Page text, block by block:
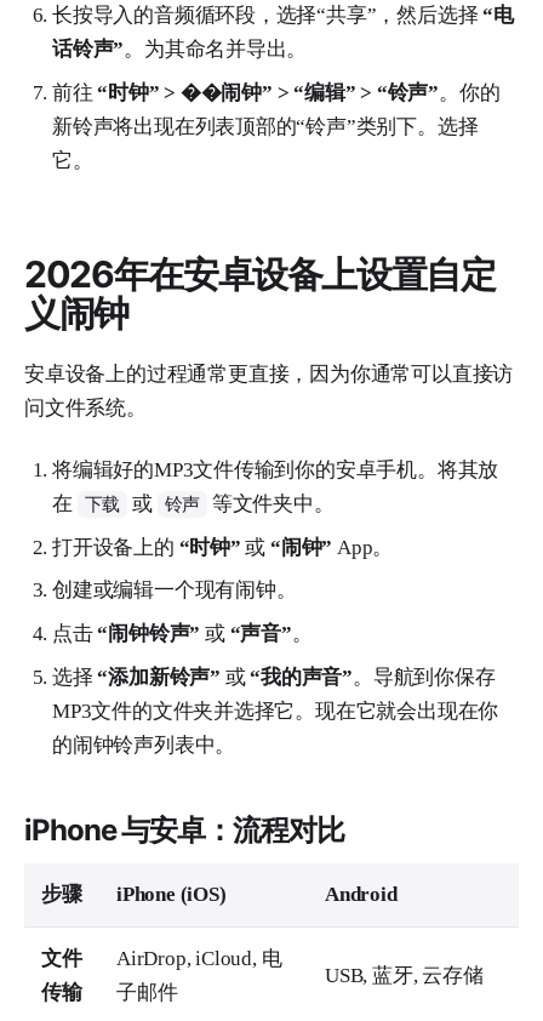
长按导入的音频循环段，选择“共享”，然后选择“电
话铃声”。为其命名并导出。
前往“时钟” > ��闹钟” > “编辑” > “铃声”。你的
新铃声将出现在列表顶部的“铃声”类别下。选择
它。
2026年在安卓设备上设置自定
义闹钟
安卓设备上的过程通常更直接，因为你通常可以直接访
问文件系统。
将编辑好的MP3文件传输到你的安卓手机。将其放
在
下载 或 铃声 等文件夹中。
打开设备上的 “时钟” 或“闹钟” App。
创建或编辑一个现有闹钟。
点击“闹钟铃声” 或 “声音”。
选择“添加新铃声” 或“我的声音”。导航到你保存
MP3文件的文件夹并选择它。现在它就会出现在你
的闹钟铃声列表中。
iPhone 与安卓：流程对比
步骤 iPhone (iOS) Android
文件
传输
AirDrop, iCloud, 电
子邮件
USB, 蓝牙, 云存储